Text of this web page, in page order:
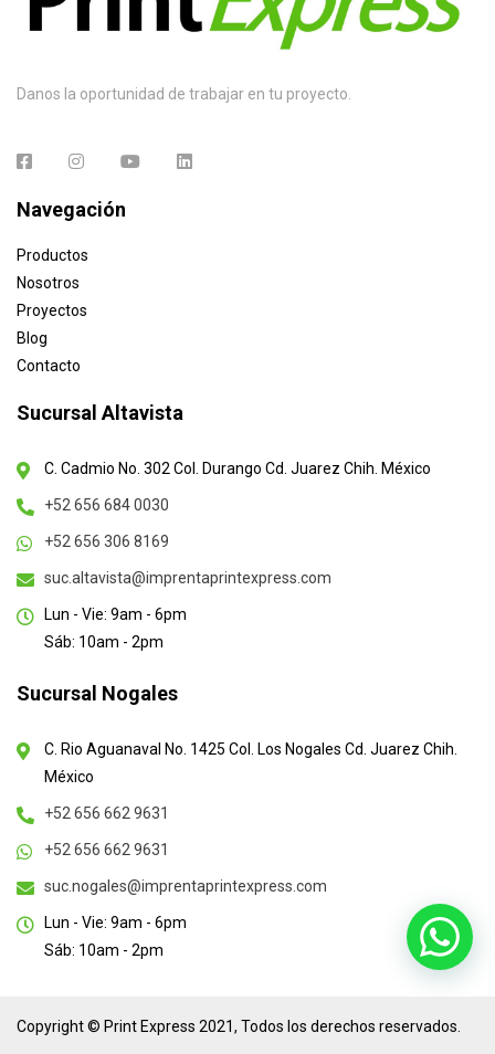
Danos la oportunidad de trabajar en tu proyecto.
Navegación
Productos
Nosotros
Proyectos
Blog
Contacto
Sucursal Altavista
C. Cadmio No. 302 Col. Durango Cd. Juarez Chih. México
+52 656 684 0030
+52 656 306 8169
suc.altavista@imprentaprintexpress.com
Lun - Vie: 9am - 6pm
Sáb: 10am - 2pm
Sucursal Nogales
C. Rio Aguanaval No. 1425 Col. Los Nogales Cd. Juarez Chih.
México
+52 656 662 9631
+52 656 662 9631
suc.nogales@imprentaprintexpress.com
Lun - Vie: 9am - 6pm
Sáb: 10am - 2pm
Copyright © Print Express 2021, Todos los derechos reservados.